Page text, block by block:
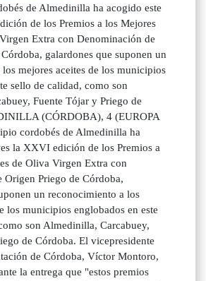
de Almedinilla ha acogido este
de los Premios a los Mejores
Extra con Denominación de
galardones que suponen un
mejores aceites de los municipios
sello de calidad, como son
Fuente Tójar y Priego de
(CÓRDOBA), 4 (EUROPA
cordobés de Almedinilla ha
la XXVI edición de los Premios a
de Oliva Virgen Extra con
Origen Priego de Córdoba,
un reconocimiento a los
los municipios englobados en este
son Almedinilla, Carcabuey,
de Córdoba. El vicepresidente
de Córdoba, Víctor Montoro,
la entrega que "estos premios